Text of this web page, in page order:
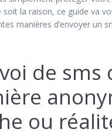
soit la raison, ce guide va
manières d’envoyer un
de sms
ou